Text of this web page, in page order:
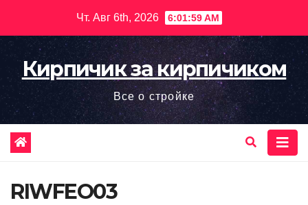
содержимому
Чт. Авг 6th, 2026 6:02:00 AM
Кирпичик за кирпичиком
Все о стройке
RIWFEO03